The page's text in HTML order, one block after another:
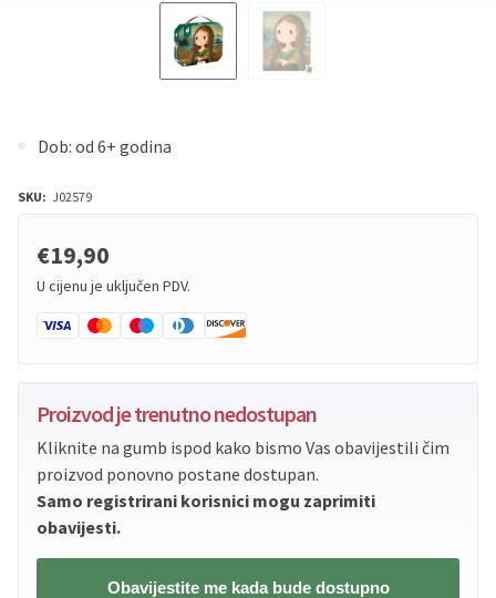
Dob: od 6+ godina
SKU: J02579
€19,90
U cijenu je uključen PDV.
Proizvod je trenutno nedostupan
Kliknite na gumb ispod kako bismo Vas obavijestili čim
proizvod ponovno postane dostupan.
Samo registrirani korisnici mogu zaprimiti
obavijesti.
Obavijestite me kada bude dostupno